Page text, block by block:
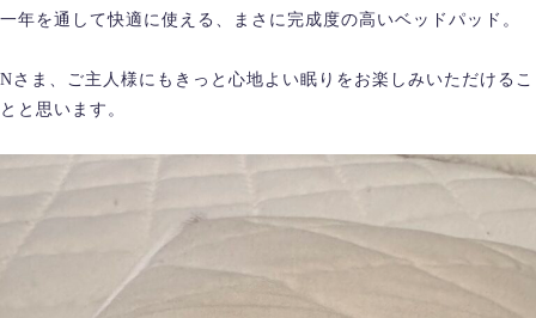
一年を通して快適に使える、まさに完成度の高いベッドパッド。
Nさま、ご主人様にもきっと心地よい眠りをお楽しみいただけるこ
とと思います。